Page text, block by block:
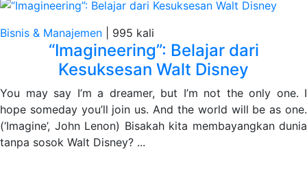
Bisnis & Manajemen 995 kali
“Imagineering”: Belajar dari
Kesuksesan Walt Disney
You may say I’m a dreamer, but I’m not the only one. I
hope someday you’ll join us. And the world will be as one.
(‘Imagine’, John Lenon) Bisakah kita membayangkan dunia
tanpa sosok Walt Disney? ...